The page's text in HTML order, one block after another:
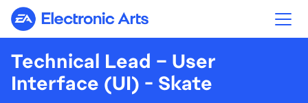
Electronic Arts
Technical Lead – User
Interface (UI) - Skate